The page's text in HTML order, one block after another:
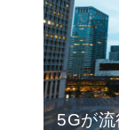
5Gが